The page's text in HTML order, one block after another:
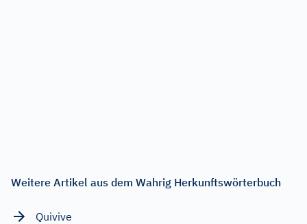
Weitere Artikel aus dem Wahrig Herkunftswörterbuch
Quivive